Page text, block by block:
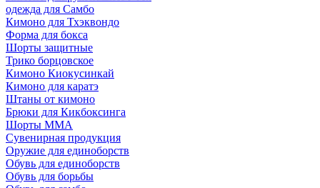
одежда для Самбо
Кимоно для Тхэквондо
Форма для бокса
Шорты защитные
Трико борцовское
Кимоно Киокусинкай
Кимоно для каратэ
Штаны от кимоно
Брюки для Кикбоксинга
Шорты ММА
Сувенирная продукция
Оружие для единоборств
Обувь для единоборств
Обувь для борьбы